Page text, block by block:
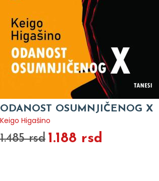
ODANOST OSUMNJIČENOG X
Keigo Higašino
1.485 rsd 1.188 rsd